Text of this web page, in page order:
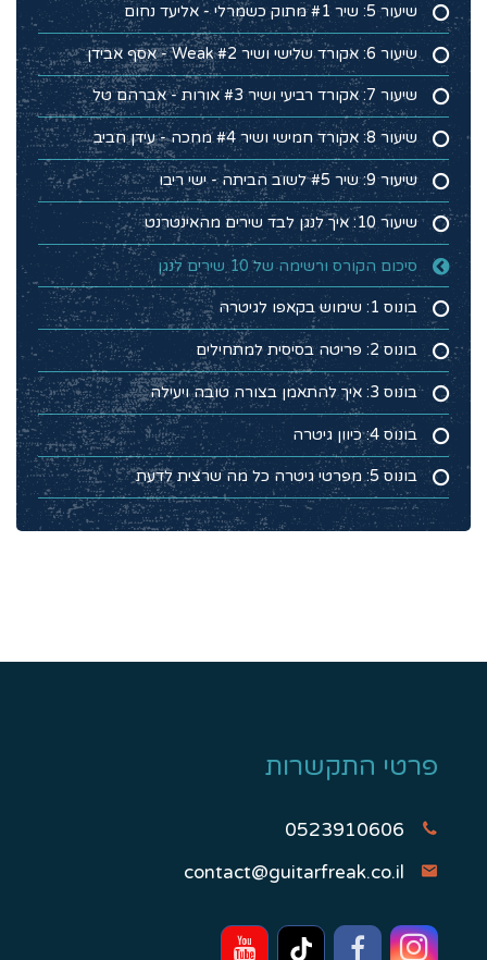
שיעור 5: שיר #1 מתוק כשמרלי - אליעד נחום
שיעור 6: אקורד שלישי ושיר #2 Weak - אסף אבידן
שיעור 7: אקורד רביעי ושיר #3 אורות - אברהם טל
שיעור 8: אקורד חמישי ושיר #4 מחכה - עידן חביב
שיעור 9: שיר #5 לשוב הביתה - ישי ריבו
שיעור 10: איך לנגן לבד שירים מהאינטרנט
סיכום הקורס ורשימה של 10 שירים לנגן
בונוס 1: שימוש בקאפו לגיטרה
בונוס 2: פריטה בסיסית למתחילים
בונוס 3: איך להתאמן בצורה טובה ויעילה
בונוס 4: כיוון גיטרה
בונוס 5: מפרטי גיטרה כל מה שרצית לדעת
פרטי התקשרות
0523910606
contact@guitarfreak.co.il